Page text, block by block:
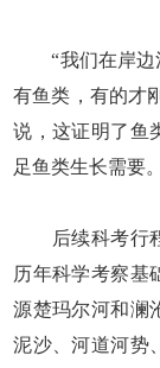
“我们在岸边
有鱼类，有的才
说，这证明了鱼
足鱼类生长需要。
后续科考行程
历年科学考察基
源楚玛尔河和澜
泥沙、河道河势